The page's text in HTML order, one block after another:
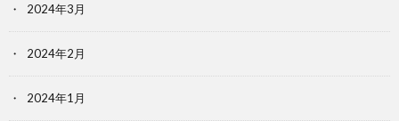
2024年3月
2024年2月
2024年1月